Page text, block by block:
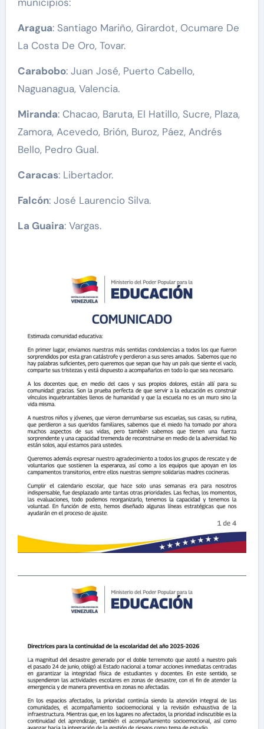
Aragua: Santiago Mariño, Girardot, Ocumare De
La Costa De Oro, Tovar.
Carabobo: Juan José, Puerto Cabello,
Naguanagua, Valencia.
Miranda: Chacao, Baruta, El Hatillo, Sucre, Plaza,
Zamora, Acevedo, Brión, Buroz, Páez, Andrés
Bello, Pedro Gual.
Caracas: Libertador.
Falcón: José Laurencio Silva.
La Guaira: Vargas.